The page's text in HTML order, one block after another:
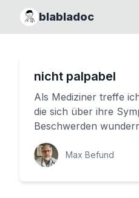
blabladoc
nicht palpabel
Als Mediziner treffe
die sich über ihre
Beschwerden
bei der Diagnose ist,
Max Befund